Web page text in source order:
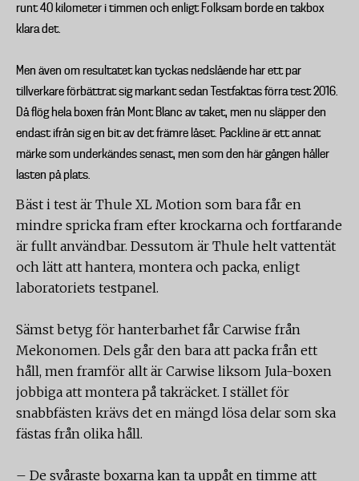
runt 40 kilometer i timmen och enligt Folksam borde en takbox
klara det.
Men även om resultatet kan tyckas nedslående har ett par
tillverkare förbättrat sig markant sedan Testfaktas förra test 2016.
Då flög hela boxen från Mont Blanc av taket, men nu släpper den
endast ifrån sig en bit av det främre låset. Packline är ett annat
märke som underkändes senast, men som den här gången håller
lasten på plats.
Bäst i test är Thule XL Motion som bara får en
mindre spricka fram efter krockarna och fortfarande
är fullt användbar. Dessutom är Thule helt vattentät
och lätt att hantera, montera och packa, enligt
laboratoriets testpanel.
Sämst betyg för hanterbarhet får Carwise från
Mekonomen. Dels går den bara att packa från ett
håll, men framför allt är Carwise liksom Jula-boxen
jobbiga att montera på takräcket. I stället för
snabbfästen krävs det en mängd lösa delar som ska
fästas från olika håll.
– De svåraste boxarna kan ta uppåt en timme att